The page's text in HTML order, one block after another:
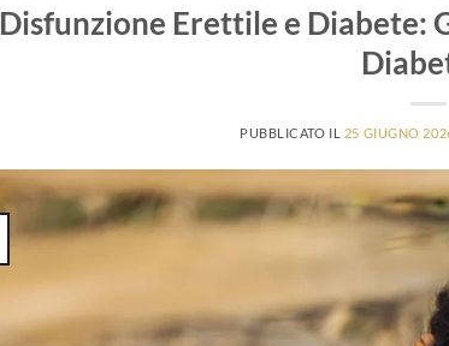
Disfunzione Erettile e Diabete:
PUBBLICATO IL 25 GIUGNO